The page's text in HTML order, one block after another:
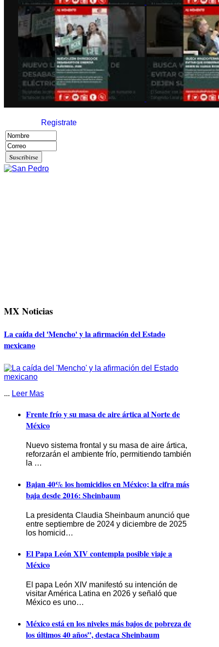
Registrate
MX Noticias
La caída del 'Mencho' y la afirmación del Estado
mexicano
... Leer Mas
Frente frío y su masa de aire ártica al Norte de
México
Nuevo sistema frontal y su masa de aire ártica,
reforzarán el ambiente frío, permitiendo también
la …
Bajan 40% los homicidios en México; la cifra más
baja desde 2016: Sheinbaum
La presidenta Claudia Sheinbaum anunció que
entre septiembre de 2024 y diciembre de 2025
los homicid…
El Papa León XIV contempla posible viaje a
México
El papa León XIV manifestó su intención de
visitar América Latina en 2026 y señaló que
México es uno…
México está en los niveles más bajos de pobreza de
los últimos 40 años”, destaca Sheinbaum